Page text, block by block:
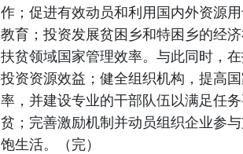
作；促进有效动员和利用国内外资源
教育；投资发展贫困乡和特困乡的经
扶贫领域国家管理效率。与此同时，
投资资源效益；健全组织机构，提高
率，并建设专业的干部队伍以满足任
贫；完善激励机制并动员组织企业参
饱生活。（完）